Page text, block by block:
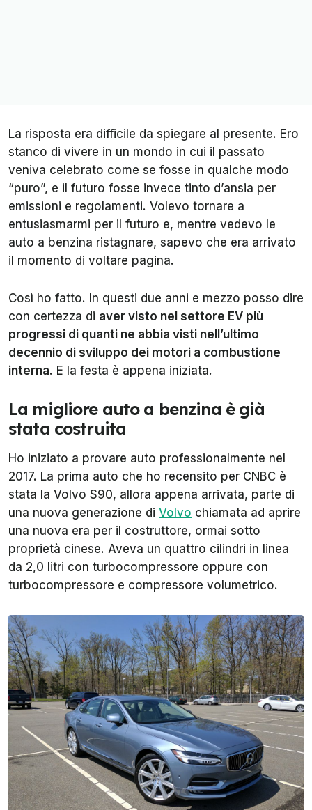
La risposta era difficile da spiegare al presente. Ero
stanco di vivere in un mondo in cui il passato
veniva celebrato come se fosse in qualche modo
“puro”, e il futuro fosse invece tinto d’ansia per
emissioni e regolamenti. Volevo tornare a
entusiasmarmi per il futuro e, mentre vedevo le
auto a benzina ristagnare, sapevo che era arrivato
il momento di voltare pagina.
Così ho fatto. In questi due anni e mezzo posso dire
con certezza di aver visto nel settore EV più
progressi di quanti ne abbia visti nell’ultimo
decennio di sviluppo dei motori a combustione
interna. E la festa è appena iniziata.
La migliore auto a benzina è già
stata costruita
Ho iniziato a provare auto professionalmente nel
2017. La prima auto che ho recensito per CNBC è
stata la Volvo S90, allora appena arrivata, parte di
una nuova generazione di Volvo chiamata ad aprire
una nuova era per il costruttore, ormai sotto
proprietà cinese. Aveva un quattro cilindri in linea
da 2,0 litri con turbocompressore oppure con
turbocompressore e compressore volumetrico.